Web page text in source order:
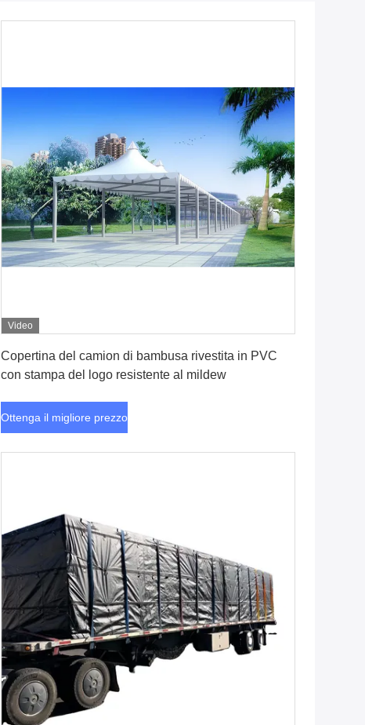
Video
Copertina del camion di bambusa rivestita in PVC
con stampa del logo resistente al mildew
Ottenga il migliore prezzo